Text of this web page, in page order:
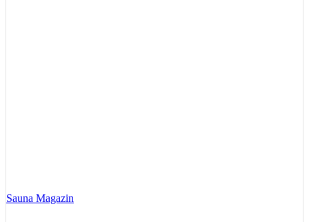
Sauna Magazin